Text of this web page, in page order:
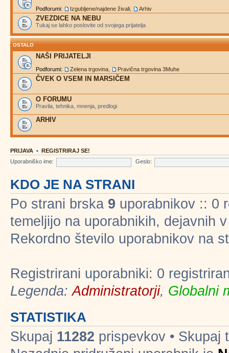
Podforumi: Izgubljene/najdene živali Arhiv
ZVEZDICE NA NEBU
Tukaj se lahko poslovite od svojega prijatelja
OSTALO
NAŠI PRIJATELJI
Podforumi: Zelena trgovina Pravična trgovina 3Muhe
ČVEK O VSEM IN MARSIČEM
O FORUMU
Pravila, tehnika, mnenja, predlogi
ARHIV
PRIJAVA • REGISTRIRAJ SE!
Uporabniško ime:
Geslo:
KDO JE NA STRANI
Po strani brska 9 uporabnikov :: 0
temeljijo na uporabnikih, dejavnih
Rekordno število uporabnikov na
Registrirani uporabniki: 0
Legenda:Administratorji, Globalni
STATISTIKA
Skupaj 11282 prispevkov • Skupaj